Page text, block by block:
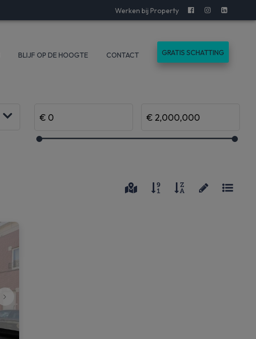
Werken bij Property
BLIJF OP DE HOOGTE CONTACT GRATIS SCHATTING